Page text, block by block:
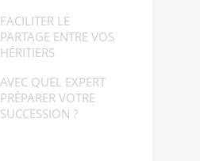
FACILITER LE
PARTAGE ENTRE VOS
HÉRITIERS
AVEC QUEL EXPERT
PRÉPARER VOTRE
SUCCESSION ?